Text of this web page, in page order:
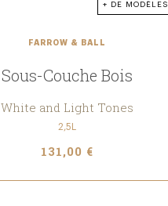
+ DE MODÈLES
FARROW & BALL
Sous-Couche Bois
White and Light Tones
2,5L
131,00 €